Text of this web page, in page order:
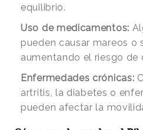
equilibrio.
Uso de medicamentos:
pueden causar mareos o
aumentando el riesgo de
Enfermedades crónicas:
artritis, la diabetes o
pueden afectar la